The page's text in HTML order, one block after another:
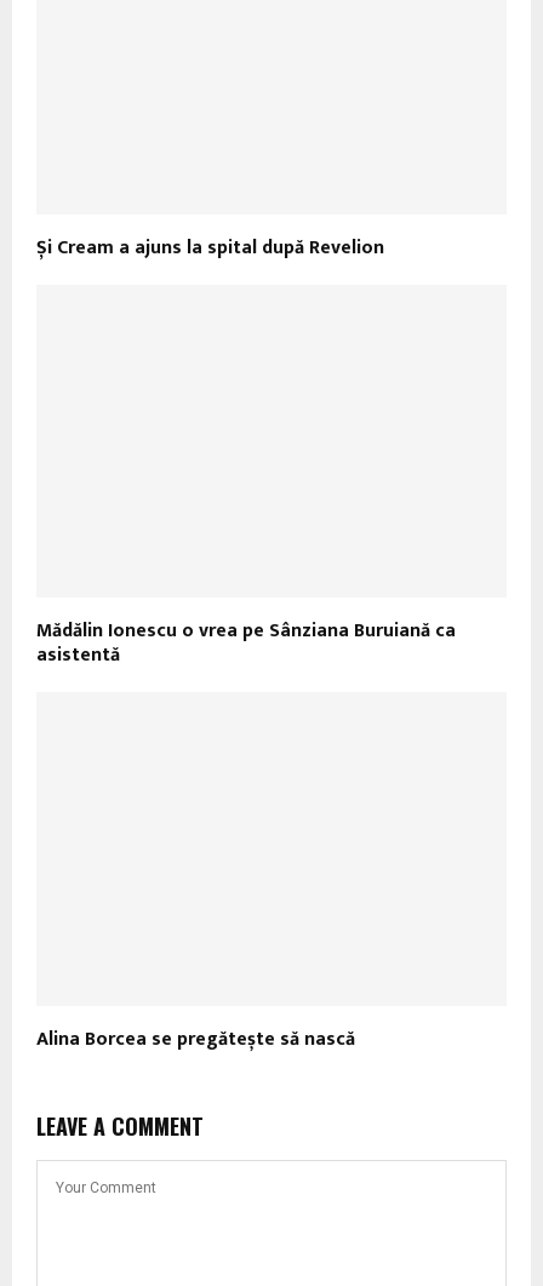
Și Cream a ajuns la spital după Revelion
Mădălin Ionescu o vrea pe Sânziana Buruiană ca
asistentă
Alina Borcea se pregătește să nască
LEAVE A COMMENT